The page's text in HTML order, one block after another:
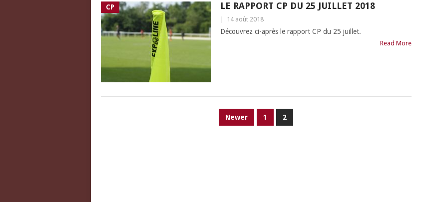
CP LE RAPPORT CP DU 25 JUILLET 2018
14 août 2018
Découvrez ci-après le rapport CP du 25 juillet.
Read More
Newer 1 2